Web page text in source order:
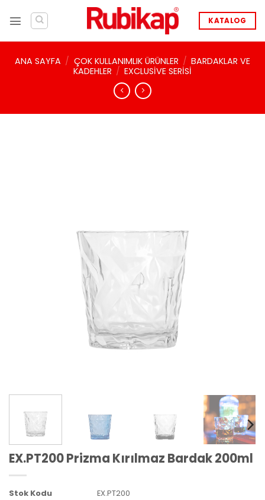
atla
KATALOG
ANA SAYFA / ÇOK KULLANIMLIK ÜRÜNLER / BARDAKLAR VE
KADEHLER / EXCLUSIVE SERISI
EX.PT200 Prizma Kırılmaz Bardak 200ml
Stok Kodu
EX.PT200